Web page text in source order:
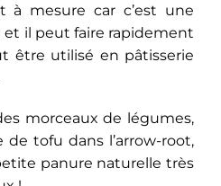
à mesure car c’est une
il peut faire rapidement
être utilisé en pâtisserie
morceaux de légumes,
tofu dans l’arrow-root,
panure naturelle très